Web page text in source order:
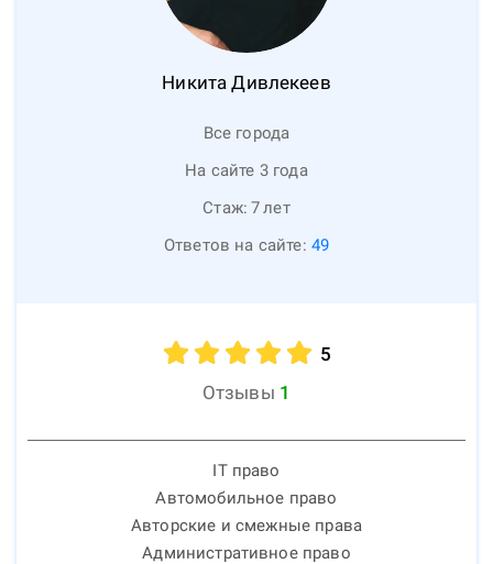
Никита Дивлекеев
Все города
На сайте 3 года
Стаж: 7лет
Ответов на сайте: 49
5
Отзывы 1
IT право
Автомобильное право
Авторские и смежные права
Административное право